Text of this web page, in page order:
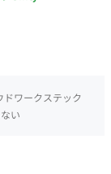
ワークステック
い